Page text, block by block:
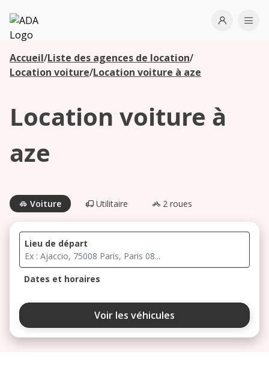
ADA
Open
Accueil/Liste des agences de location/
Location voiture/Location voiture à aze
Location voiture à
aze
Voiture Utilitaire 2 roues
Lieu de départ
Dates et horaires
août 2026
ma me
Voir les véhicules
Les
agences à
votre
agences à
proximité